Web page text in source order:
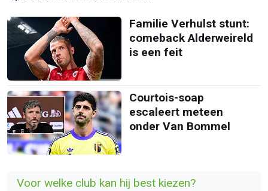
Familie Verhulst stunt:
comeback Alderweireld
is een feit
Courtois-soap
escaleert meteen
onder Van Bommel
Voor welke club kan hij best kiezen?